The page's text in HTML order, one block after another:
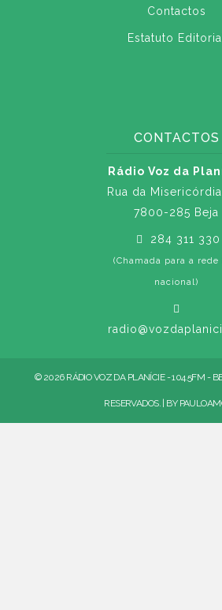
Contactos
Estatuto Editorial
CONTACTOS
Rádio Voz da
Rua da
7800-285 Beja
284 311 330
(Chamada para a rede
nacional)
© 2026 RÁDIO VOZ DA PLANÍCIE - 104.5FM -
RESERVADOS. | BY